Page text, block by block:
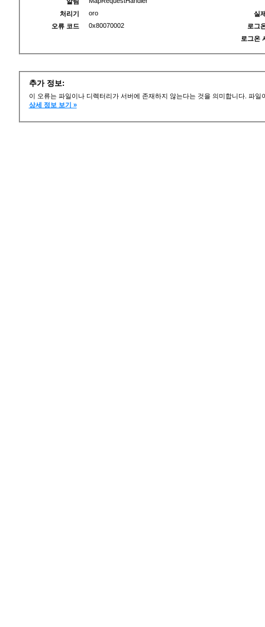
처리기
oro
오류 코드
0x80070002
실
로그
로그온
추가 정보:
이 오류는 파일이나 디렉터리가 서버에 존재하지 않는다는 것을 의미합니다. 파
상세 정보 보기 »